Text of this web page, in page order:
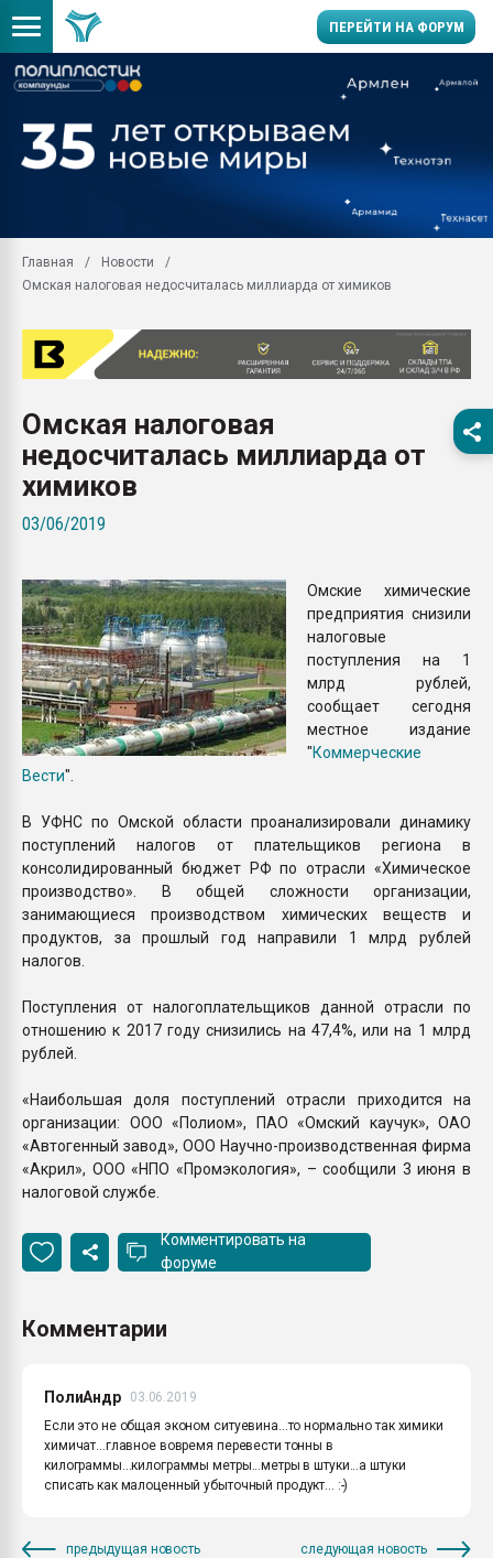
ПЕРЕЙТИ НА ФОРУМ
производство SPC
заводу пластмасс"
Подмосковье, Москва
28.07.2026
28.07.2026
ситуацией на
ПЕРЕЙТИ НА
Главная
Новости
Омская налоговая недосчиталась миллиарда от химиков
Омская налоговая
недосчиталась миллиарда от
химиков
03/06/2019
Омские химические
предприятия снизили
налоговые
поступления на 1
млрд рублей,
сообщает сегодня
местное издание
"Коммерческие
Вести".
В УФНС по Омской области проанализировали динамику
поступлений налогов от плательщиков региона в
консолидированный бюджет РФ по отрасли «Химическое
производство». В общей сложности организации,
занимающиеся производством химических веществ и
продуктов, за прошлый год направили 1 млрд рублей
налогов.
Поступления от налогоплательщиков данной отрасли по
отношению к 2017 году снизились на 47,4%, или на 1 млрд
рублей.
«Наибольшая доля поступлений отрасли приходится на
организации: ООО «Полиом», ПАО «Омский каучук», ОАО
«Автогенный завод», ООО Научно-производственная фирма
«Акрил», ООО «НПО «Промэкология», – сообщили 3 июня в
налоговой службе.
Комментировать на
форуме
Комментарии
ПолиАндр
03.06.2019
Если это не общая эконом ситуевина...то нормально так химики
химичат...главное вовремя перевести тонны в
килограммы...килограммы метры...метры в штуки...а штуки
списать как малоценный убыточный продукт... :-)
предыдущая новость следующая новость